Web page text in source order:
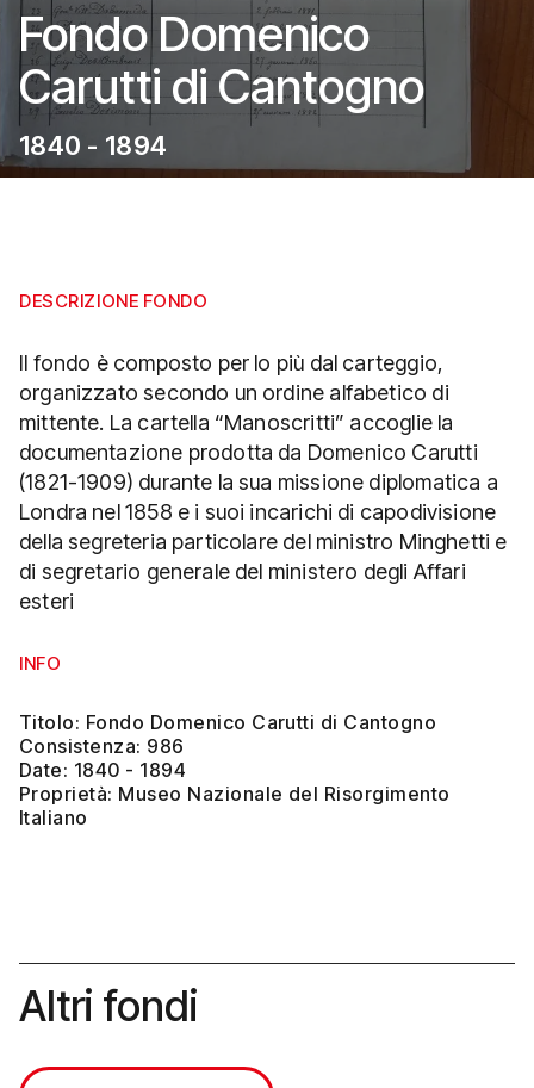
Fondo Domenico
Carutti di Cantogno
1840 - 1894
DESCRIZIONE FONDO
Il fondo è composto per lo più dal carteggio,
organizzato secondo un ordine alfabetico di
mittente. La cartella “Manoscritti” accoglie la
documentazione prodotta da Domenico Carutti
(1821-1909) durante la sua missione diplomatica a
Londra nel 1858 e i suoi incarichi di capodivisione
della segreteria particolare del ministro Minghetti e
di segretario generale del ministero degli Affari
esteri
INFO
Titolo: Fondo Domenico Carutti di Cantogno
Consistenza: 986
Date: 1840 - 1894
Proprietà: Museo Nazionale del Risorgimento
Italiano
Altri fondi